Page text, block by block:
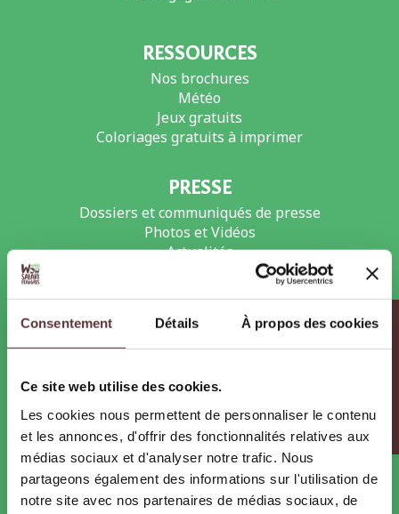
Consentement Détails À propos des cookies
Ce site web utilise des cookies.
Les cookies nous permettent de personnaliser le contenu
et les annonces, d'offrir des fonctionnalités relatives aux
médias sociaux et d'analyser notre trafic. Nous
partageons également des informations sur l'utilisation de
notre site avec nos partenaires de médias sociaux, de
RESSOURCES
Nos brochures
Météo
Jeux gratuits
Coloriages gratuits à imprimer
PRESSE
Dossiers et communiqués de presse
Photos et Vidéos
Actualités
RECRUTEMENT
Offres d’emploi et de stages
PARTENAIRES
Pass Ardèche
Hébergeurs
Infos pratiques